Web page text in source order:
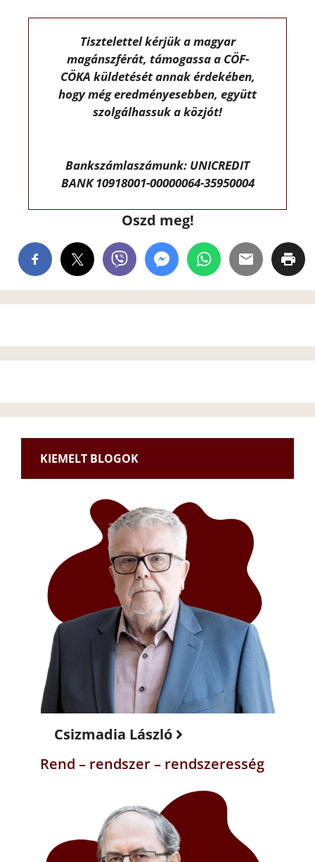
Tisztelettel kérjük a magyar
magánszférát, támogassa a CÖF-
CÖKA küldetését annak érdekében,
hogy még eredményesebben, együtt
szolgálhassuk a közjót!
Bankszámlaszámunk: UNICREDIT
BANK 10918001-00000064-35950004
Oszd meg!
KIEMELT BLOGOK
Csizmadia László
Rend – rendszer – rendszeresség